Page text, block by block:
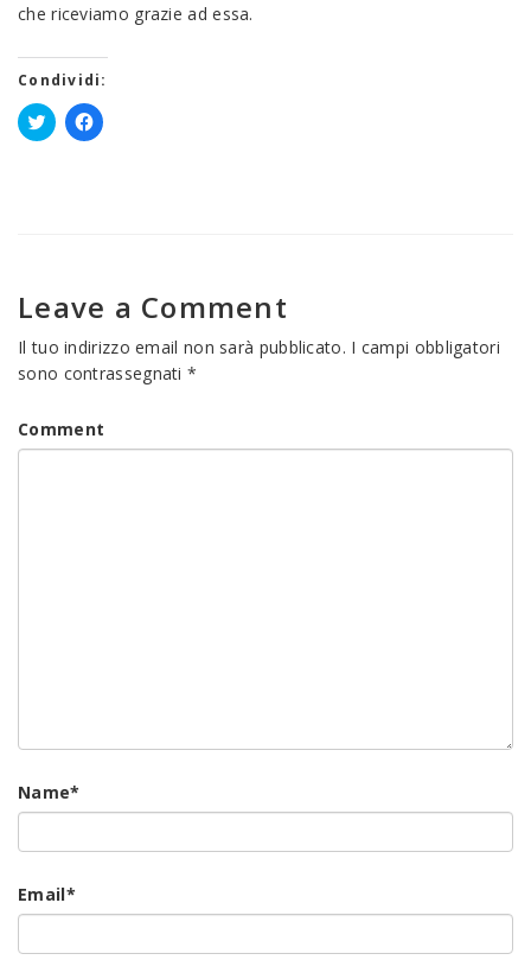
che riceviamo grazie ad essa.
Condividi:
Fai
nuova
finestra)
Fai
finestra)
Leave a Comment
Il tuo indirizzo email non sarà pubblicato. I campi obbligatori
sono contrassegnati*
Comment
Name*
Email*